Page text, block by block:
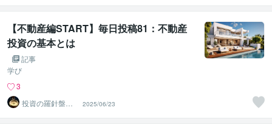
【不動産編START】毎日投稿81：不動産
投資の基本とは
記事
学び
3
投資の羅針盤＠F
IRE案内人
2025/06/23